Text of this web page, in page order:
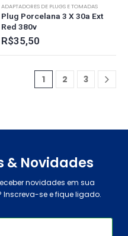
ADAPTADORES DE PLUGS E TOMADAS
Plug Porcelana 3 X 30a Ext
Red 380v
R$35,50
1 2 3
& Novidades
novidades em sua
Inscreva-se e fique ligado.